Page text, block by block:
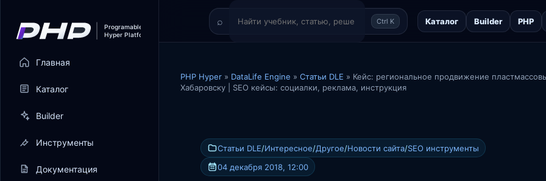
Главная
Каталог
Builder
Инструменты
Документация
Ctrl K Каталог Builder PHP
PHP Hyper » DataLife Engine » Статьи DLE » Кейс: региональное продвижение
Хабаровску | SEO кейсы: социалки, реклама, инструкция
Статьи DLE/Интересное/Другое/Новости сайта/SEO инструменты
04 декабря 2018, 12:00